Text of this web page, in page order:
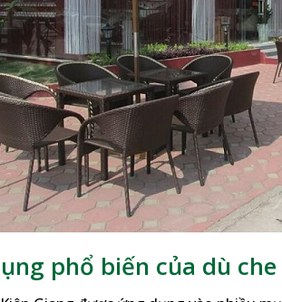
phổ biến của dù